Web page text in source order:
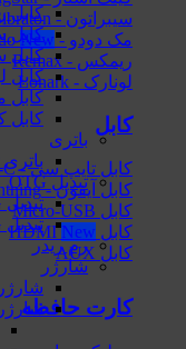
سیبراتون - Sibraton
مک دودو - Mcdodo
ریمکس - Remax
لونارک - Lonark
کابل
کابل تایپ سی - Type-C
کابل آیفون - Lightning
کابل Micro-USB
کابل HDMI
کابل AUX
کارت حافظه
کابل
کابل
کابل
کابل
کابل
کابل
باتری
تبدیل OTG
تبدیل OTG مک دودو
تبدیل OTG کینگ استار
رم ریدر
شارژر
شارژر